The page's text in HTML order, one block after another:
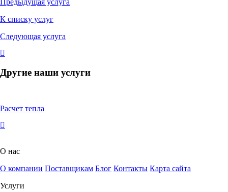
К списку услуг
Следующая услуга
Другие наши услуги
Расчет тепла
О нас
О компании Поставщикам Блог Контакты Карта сайта
Услуги